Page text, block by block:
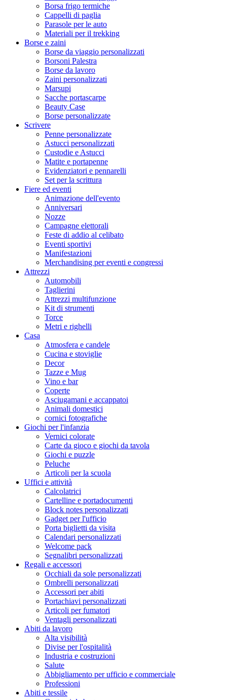
Borsa frigo termiche
Cappelli di paglia
Parasole per le auto
Materiali per il trekking
Borse e zaini
Borse da viaggio personalizzati
Borsoni Palestra
Borse da lavoro
Zaini personalizzati
Marsupi
Sacche portascarpe
Beauty Case
Borse personalizzate
Scrivere
Penne personalizzate
Astucci personalizzati
Custodie e Astucci
Matite e portapenne
Evidenziatori e pennarelli
Set per la scrittura
Fiere ed eventi
Animazione dell'evento
Anniversari
Nozze
Campagne elettorali
Feste di addio al celibato
Eventi sportivi
Manifestazioni
Merchandising per eventi e congressi
Attrezzi
Automobili
Taglierini
Attrezzi multifunzione
Kit di strumenti
Torce
Metri e righelli
Casa
Atmosfera e candele
Cucina e stoviglie
Decor
Tazze e Mug
Vino e bar
Coperte
Asciugamani e accappatoi
Animali domestici
cornici fotografiche
Giochi per l'infanzia
Vernici colorate
Carte da gioco e giochi da tavola
Giochi e puzzle
Peluche
Articoli per la scuola
Uffici e attività
Calcolatrici
Cartelline e portadocumenti
Block notes personalizzati
Gadget per l'ufficio
Porta biglietti da visita
Calendari personalizzati
Welcome pack
Segnalibri personalizzati
Regali e accessori
Occhiali da sole personalizzati
Ombrelli personalizzati
Accessori per abiti
Portachiavi personalizzati
Articoli per fumatori
Ventagli personalizzati
Abiti da lavoro
Alta visibilità
Divise per l'ospitalità
Industria e costruzioni
Salute
Abbigliamento per ufficio e commerciale
Professioni
Abiti e tessile